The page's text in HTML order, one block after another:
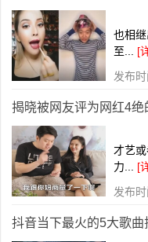
现
也相
至... [
发布
揭晓被网友评为网红4绝
很
才艺
力... [
发布
抖音当下最火的5大歌曲